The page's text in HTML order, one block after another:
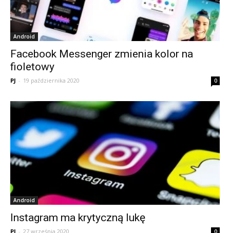
Android
Facebook Messenger zmienia kolor na
fioletowy
PJ - 19 października 2020 0
Android
Instagram ma krytyczną lukę
PJ - 27 września 2020 0